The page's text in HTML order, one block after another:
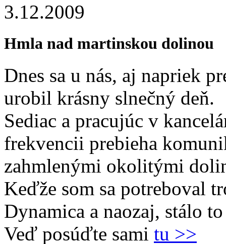
3.12.2009
Hmla nad martinskou dolinou
Dnes sa u nás, aj napriek
urobil krásny slnečný deň.
Sediac a pracujúc v
frekvencii prebieha
zahmlenými okolitými
Keďže som sa potreboval
Dynamica a naozaj, stálo
Veď posúďte sami tu >>